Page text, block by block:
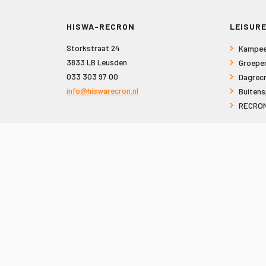
HISWA-RECRON
Storkstraat 24
3833 LB Leusden
033 303 97 00
info@hiswarecron.nl